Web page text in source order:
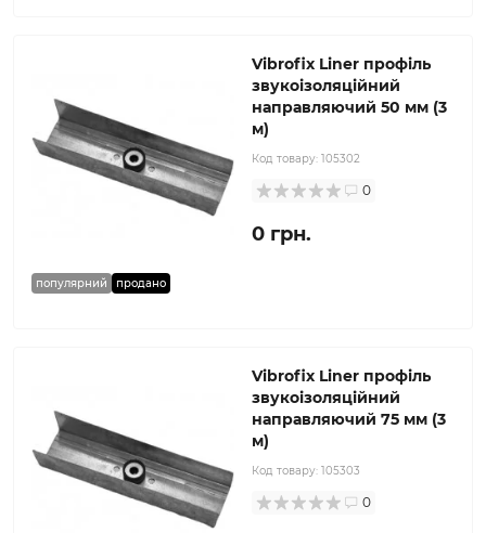
популярний продано
Vibrofix Liner профіль
звукоізоляційний
направляючий 50 мм (3
м)
Код товару: 105302
0
0 грн.
Vibrofix Liner профіль
звукоізоляційний
направляючий 75 мм (3
м)
Код товару: 105303
0